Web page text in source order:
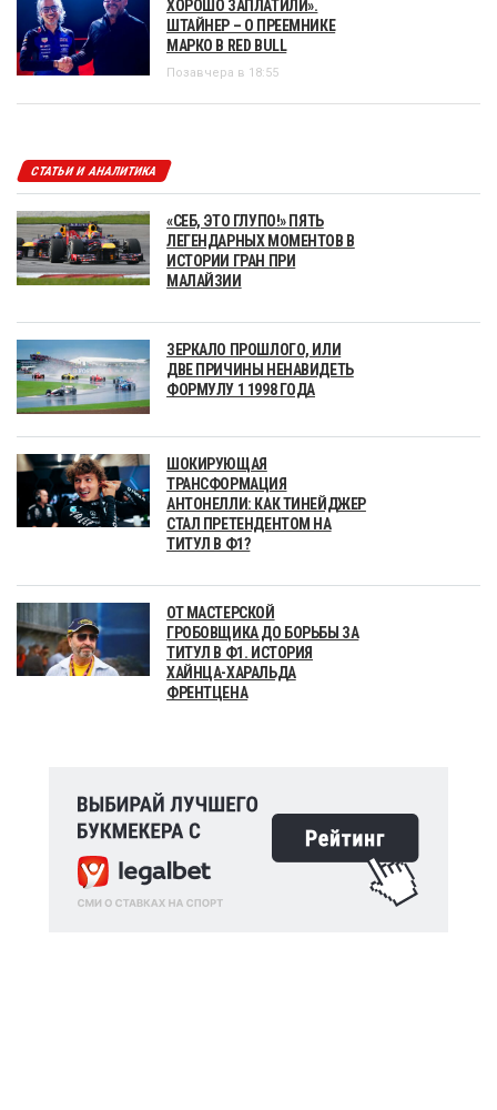
ХОРОШО ЗАПЛАТИЛИ».
ШТАЙНЕР – О ПРЕЕМНИКЕ
МАРКО В RED BULL
Позавчера в 18:55
СТАТЬИ И АНАЛИТИКА
«СЕБ, ЭТО ГЛУПО!» ПЯТЬ
ЛЕГЕНДАРНЫХ МОМЕНТОВ В
ИСТОРИИ ГРАН ПРИ
МАЛАЙЗИИ
ЗЕРКАЛО ПРОШЛОГО, ИЛИ
ДВЕ ПРИЧИНЫ НЕНАВИДЕТЬ
ФОРМУЛУ 1 1998 ГОДА
ШОКИРУЮЩАЯ
ТРАНСФОРМАЦИЯ
АНТОНЕЛЛИ: КАК ТИНЕЙДЖЕР
СТАЛ ПРЕТЕНДЕНТОМ НА
ТИТУЛ В Ф1?
ОТ МАСТЕРСКОЙ
ГРОБОВЩИКА ДО БОРЬБЫ ЗА
ТИТУЛ В Ф1. ИСТОРИЯ
ХАЙНЦА-ХАРАЛЬДА
ФРЕНТЦЕНА